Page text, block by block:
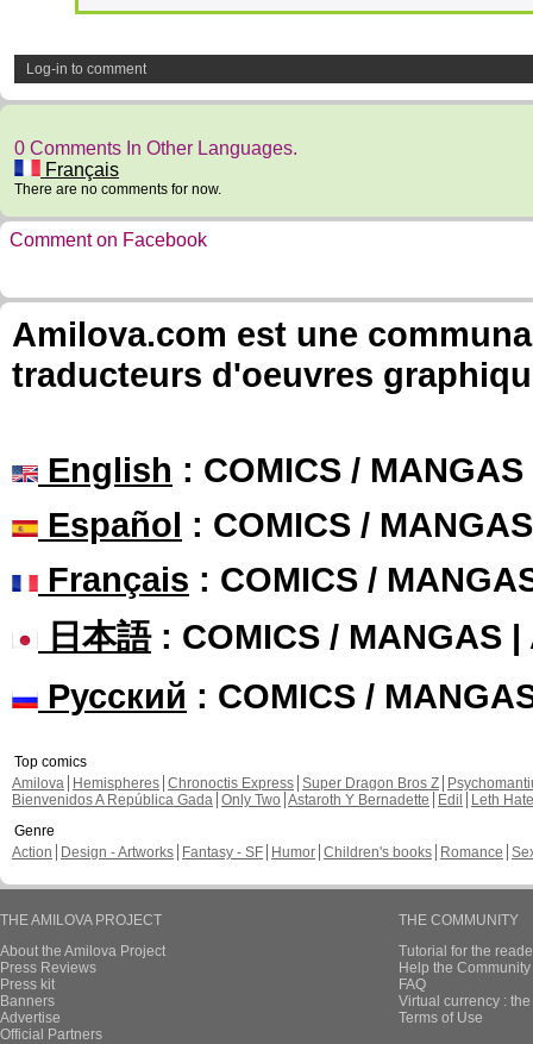
Log-in to comment
0 Comments In Other Languages.
Français
There are no comments for now.
Comment on Facebook
Amilova.com est une
traducteurs d'oeuvres
English : COMICS /
Español : COMICS /
Français : COMICS /
日本語: COMICS / MANGAS |
Русский : COMICS /
Top comics
Amilova
Hemispheres Chronoctis Express Super Dragon Bros Z
Bienvenidos A República Gada Only Two Astaroth Y Bernadette Edil
Leth Hate
Genre
Action
Design - Artworks Fantasy - SF Humor Children's books Romance
THE AMILOVA PROJECT
About the Amilova Project
Press Reviews
Press kit
Banners
Advertise
Official Partners
THE COMMUNITY
Tutorial for the
Help the
FAQ
Virtual currency :
Terms of Use